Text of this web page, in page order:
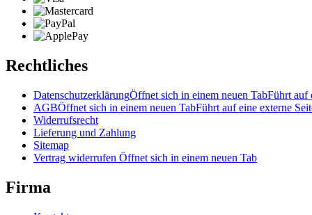
Rechtliches
DatenschutzerklärungÖffnet sich in einem neuen TabFührt auf
AGBÖffnet sich in einem neuen TabFührt auf eine externe
Widerrufsrecht
Lieferung und Zahlung
Sitemap
Vertrag widerrufen Öffnet sich in einem neuen Tab
Firma